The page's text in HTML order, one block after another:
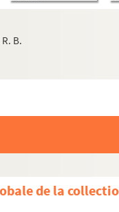
R. B.
de la